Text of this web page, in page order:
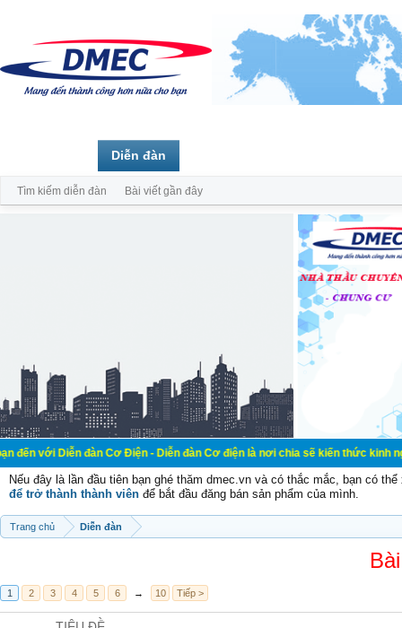
đàn Cơ Điện - Diễn đàn Cơ điện là nơi chia sẽ kiến thức kinh nghiệm
Nếu đây là lần đầu tiên bạn ghé thăm dmec.vn và có thắc mắc, bạn có
để trở thành thành viên để bắt đầu đăng bán sản phẩm của mình.
Trang chủ Diễn đàn
1 2 3 4 5 6 → 10 Tiếp >
Diễn đàn
Tìm kiếm diễn đàn Bài viết gần đây